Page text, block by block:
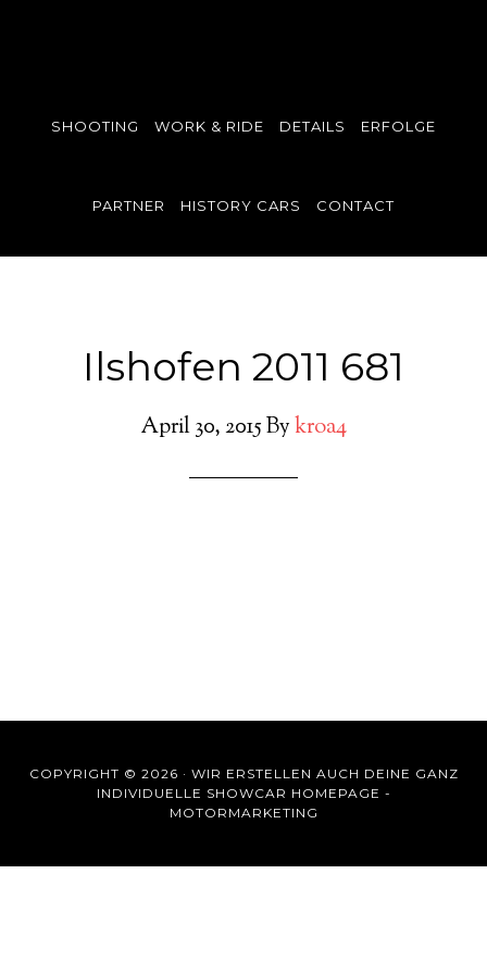
SHOOTING WORK & RIDE DETAILS ERFOLGE
PARTNER HISTORY CARS CONTACT
Ilshofen 2011 681
April 30, 2015Bykroa4
COPYRIGHT © 2026 · WIR ERSTELLEN AUCH DEINE GANZ
INDIVIDUELLE SHOWCAR HOMEPAGE -
MOTORMARKETING